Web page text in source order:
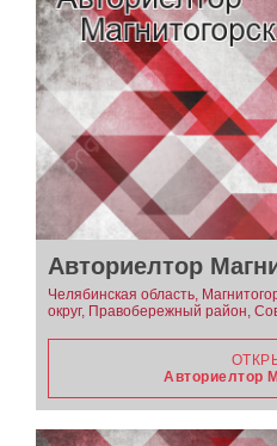
Авториелтор
Челябинская область,
округ, Правобережный район,
Авториелтор